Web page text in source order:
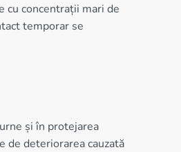
cu concentrații mari de
temporar se
și în protejarea
de deteriorarea cauzată